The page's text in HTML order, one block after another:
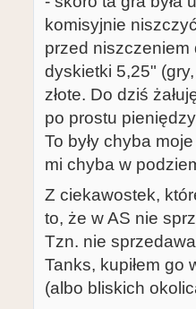
komisyjnie
przed niszczeniem
dyskietki 5,25"
złote. Do dziś
po prostu
To były chyba
mi chyba w
Z ciekawostek,
to, że w AS nie
Tzn. nie
Tanks, kupiłem go
(albo bliskich